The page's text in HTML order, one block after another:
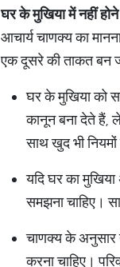
घरकेमुखियामेंनहींहोने
आचार्य चाणक्य का
एक दूसरे की ताकत बन
घर के मुखिया को
कानून बना देते हैं,
साथ खुद भी
यदि घर का
समझना चाहिए।
चाणक्य के अनुसार
करना चाहिए।